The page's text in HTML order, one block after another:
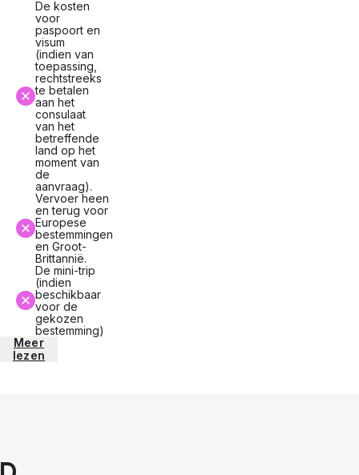
De kosten
voor
paspoort en
visum
(indien van
toepassing,
rechtstreeks
te betalen
aan het
consulaat
van het
betreffende
land op het
moment van
de
aanvraag).
Vervoer heen
en terug voor
Europese
bestemmingen
en Groot-
Brittannië.
De mini-trip
(indien
beschikbaar
voor de
gekozen
bestemming)
Meer
lezen